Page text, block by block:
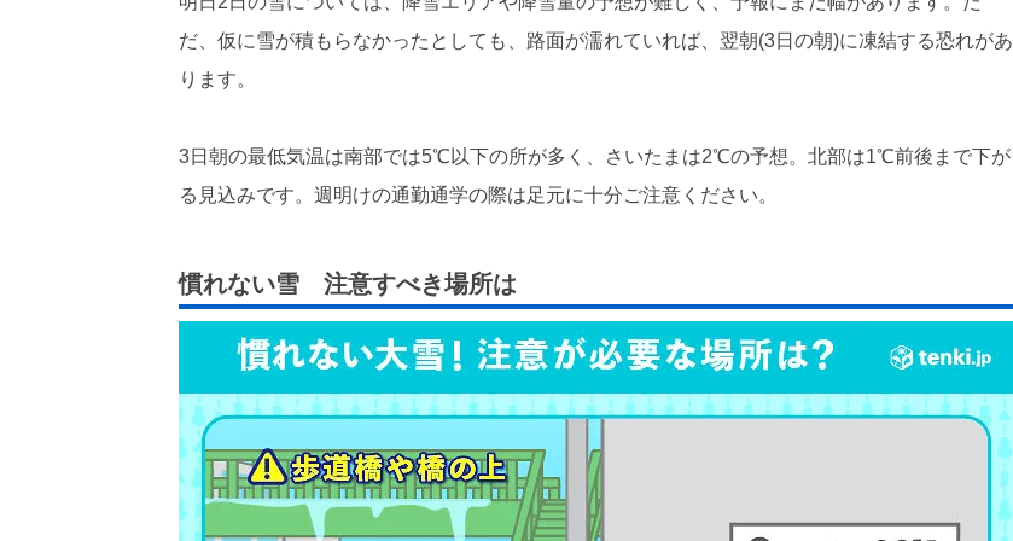
だ、仮に雪が積もらなかったとしても、路面が濡れていれば、翌朝(3日の朝)に凍結する恐れがあ
ります。
3日朝の最低気温は南部では5℃以下の所が多く、さいたまは2℃の予想。北部は1℃前後まで下が
る見込みです。週明けの通勤通学の際は足元に十分ご注意ください。
慣れない雪 注意すべき場所は